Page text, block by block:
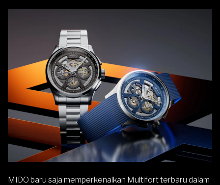
MIDO baru saja memperkenalkan Multifortterbaru dalam